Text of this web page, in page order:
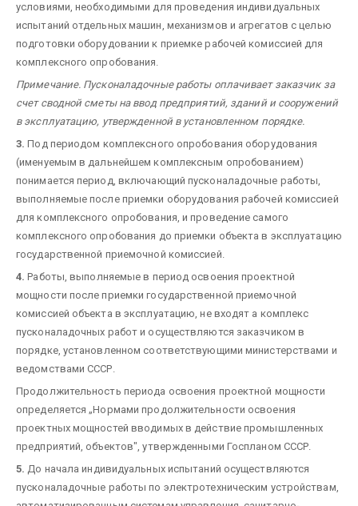
условиями, необходимыми для проведения индивидуальных
испытаний отдельных машин, механизмов и агрегатов с целью
подготовки оборудовании к приемке рабочей комиссией для
комплексного опробования.
Примечание. Пусконаладочные работы оплачивает заказчик за
счет сводной сметы на ввод предприятий, зданий и сооружений
в эксплуатацию, утвержденной в установленном порядке.
3. Под периодом комплексного опробования оборудования
(именуемым в дальнейшем комплексным опробованием)
понимается период, включающий пусконаладочные работы,
выполняемые после приемки оборудования рабочей комиссией
для комплексного опробования, и проведение самого
комплексного опробования до приемки объекта в эксплуатацию
государственной приемочной комиссией.
4. Работы, выполняемые в период освоения проектной
мощности после приемки государственной приемочной
комиссией объекта в эксплуатацию, не входят а комплекс
пусконаладочных работ и осуществляются заказчиком в
порядке, установленном соответствующими министерствами и
ведомствами СССР.
Продолжительность периода освоения проектной мощности
определяется „Нормами продолжительности освоения
проектных мощностей вводимых в действие промышленных
предприятий, объектов", утвержденными Госпланом СССР.
5. До начала индивидуальных испытаний осуществляются
пусконаладочные работы по электротехническим устройствам,